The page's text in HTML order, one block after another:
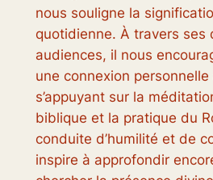
nous souligne la
quotidienne. À travers ses
audiences, il nous
une connexion
s’appuyant sur la
biblique et la pratique du
conduite d’humilité et de
inspire à approfondir